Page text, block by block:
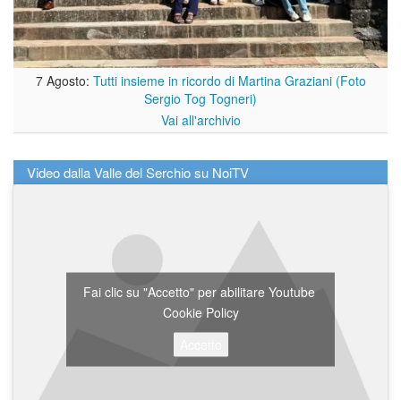
7 Agosto: Tutti insieme in ricordo di Martina Graziani (Foto
Sergio Tog Togneri)
Vai all'archivio
Video dalla Valle del Serchio su NoiTV
Fai clic su "Accetto" per abilitare Youtube
Cookie Policy